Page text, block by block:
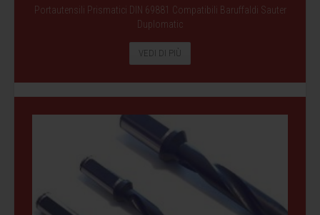
Portautensili Prismatici DIN 69881 Compatibili Baruffaldi Sauter
Duplomatic
VEDI DI PIÙ